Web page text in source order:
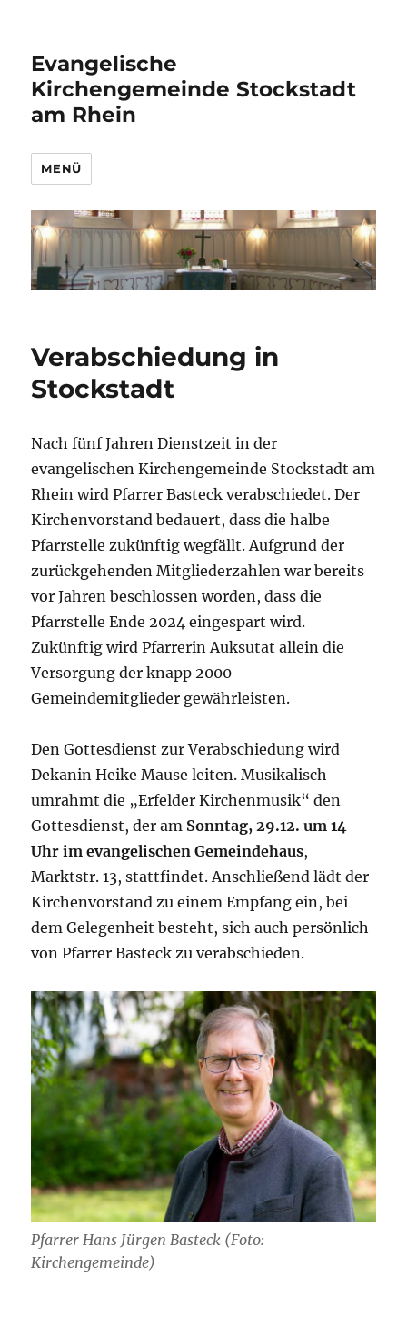
Evangelische
Kirchengemeinde Stockstadt
am Rhein
MENÜ
Verabschiedung in
Stockstadt
Nach fünf Jahren Dienstzeit in der
evangelischen Kirchengemeinde Stockstadt am
Rhein wird Pfarrer Basteck verabschiedet. Der
Kirchenvorstand bedauert, dass die halbe
Pfarrstelle zukünftig wegfällt. Aufgrund der
zurückgehenden Mitgliederzahlen war bereits
vor Jahren beschlossen worden, dass die
Pfarrstelle Ende 2024 eingespart wird.
Zukünftig wird Pfarrerin Auksutat allein die
Versorgung der knapp 2000
Gemeindemitglieder gewährleisten.
Den Gottesdienst zur Verabschiedung wird
Dekanin Heike Mause leiten. Musikalisch
umrahmt die „Erfelder Kirchenmusik“ den
Gottesdienst, der am Sonntag, 29.12. um 14
Uhr im evangelischen Gemeindehaus,
Marktstr. 13, stattfindet. Anschließend lädt der
Kirchenvorstand zu einem Empfang ein, bei
dem Gelegenheit besteht, sich auch persönlich
von Pfarrer Basteck zu verabschieden.
Pfarrer Hans Jürgen Basteck (Foto:
Kirchengemeinde)